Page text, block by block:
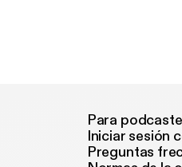
Para
Iniciar sesión
Preguntas